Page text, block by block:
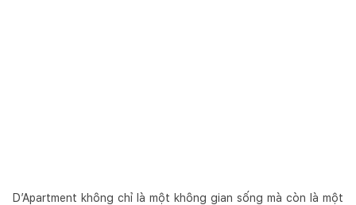
D’Apartment không chỉ là một không gian sống mà còn là một